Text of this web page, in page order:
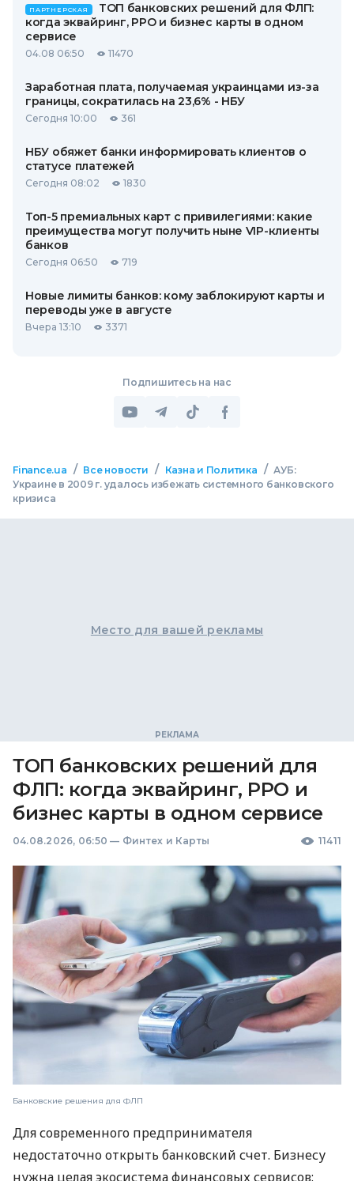
ПАРТНЕРСКАЯ
ТОП банковских решений для ФЛП:
когда эквайринг, РРО и бизнес карты в одном
сервисе
04.08 06:50 11470
Заработная плата, получаемая украинцами из-за
границы, сократилась на 23,6% - НБУ
Сегодня 10:00 361
НБУ обяжет банки информировать клиентов о
статусе платежей
Сегодня 08:02 1830
Топ-5 премиальных карт с привилегиями: какие
преимущества могут получить ныне VIP-клиенты
банков
Сегодня 06:50 719
Новые лимиты банков: кому заблокируют карты и
переводы уже в августе
Вчера 13:10 3371
Подпишитесь на нас
Finance.ua / Все новости / Казна и Политика / АУБ:
Украине в 2009 г. удалось избежать системного банковского
кризиса
Место для вашей рекламы
ТОП банковских решений для
ФЛП: когда эквайринг, РРО и
бизнес карты в одном сервисе
04.08.2026, 06:50 — Финтех и Карты 11411
Банковские решения для ФЛП
Для современного предпринимателя
недостаточно открыть банковский счет. Бизнесу
нужна целая экосистема финансовых сервисов: